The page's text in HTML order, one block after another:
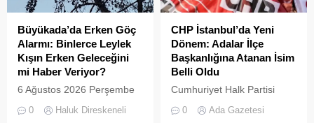
Büyükada’da Erken Göç
Alarmı: Binlerce Leylek
Kışın Erken Geleceğini
mi Haber Veriyor?
6 Ağustos 2026 Perşembe
14:00 sularında Büyükada
0 Haluk Direskeneli
CHP İstanbul’da Yeni
Dönem: Adalar İlçe
Başkanlığına Atanan İsim
Belli Oldu
Cumhuriyet Halk Partisi
Kurulu (MYK), İstanbul
0 Ada Gazetesi